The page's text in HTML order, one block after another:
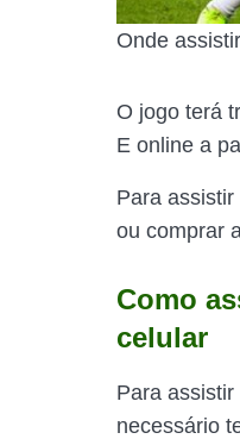
Onde
O jogo terá
E online a
Para
ou comprar
Como
celular
Para
necessário